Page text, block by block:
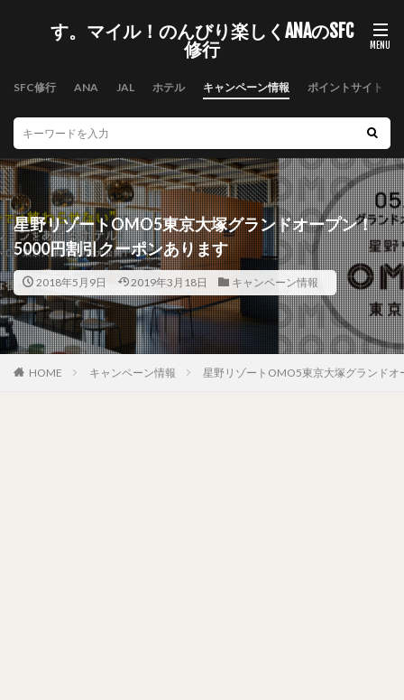
す。マイル！のんびり楽しくANAのSFC
修行
SFC修行 ANA JAL ホテル キャンペーン情報 ポイントサイト
星野リゾートOMO5東京大塚グランドオープン！
5000円割引クーポンあります
2018年5月9日 2019年3月18日 キャンペーン情報
HOME キャンペーン情報 星野リゾートOMO5東京大塚グランド